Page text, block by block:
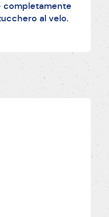
completamente
al velo.